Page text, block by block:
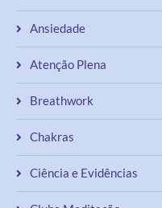
Ansiedade
Atenção Plena
Breathwork
Chakras
Ciência e Evidências